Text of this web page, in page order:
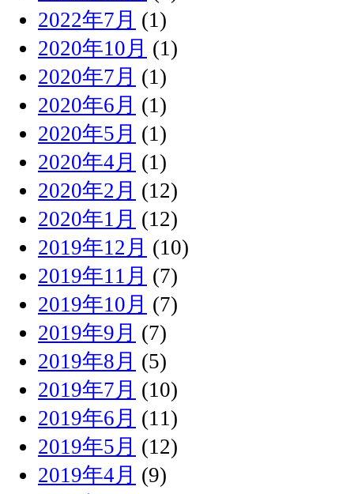
2022年7月 (1)
2020年10月 (1)
2020年7月 (1)
2020年6月 (1)
2020年5月 (1)
2020年4月 (1)
2020年2月 (12)
2020年1月 (12)
2019年12月 (10)
2019年11月 (7)
2019年10月 (7)
2019年9月 (7)
2019年8月 (5)
2019年7月 (10)
2019年6月 (11)
2019年5月 (12)
2019年4月 (9)